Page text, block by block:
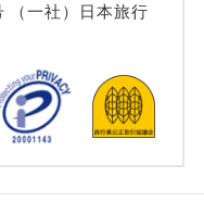
（一社）日本旅行